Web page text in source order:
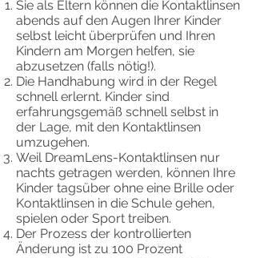
Sie als Eltern können die Kontaktlinsen
abends auf den Augen Ihrer Kinder
selbst leicht überprüfen und Ihren
Kindern am Morgen helfen, sie
abzusetzen (falls nötig!).
Die Handhabung wird in der Regel
schnell erlernt. Kinder sind
erfahrungsgemäß schnell selbst in
der Lage, mit den Kontaktlinsen
umzugehen.
Weil DreamLens-Kontaktlinsen nur
nachts getragen werden, können Ihre
Kinder tagsüber ohne eine Brille oder
Kontaktlinsen in die Schule gehen,
spielen oder Sport treiben.
Der Prozess der kontrollierten
Änderung ist zu 100 Prozent